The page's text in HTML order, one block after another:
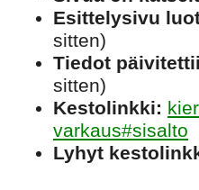
Esittelysivu
sitten)
Tiedot
sitten)
Kestolinkki:
varkaus#sisalto
Lyhyt